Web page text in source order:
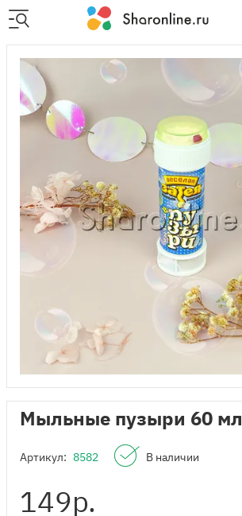
Мыльные пузыри 60 мл
Артикул: 8582 В наличии
149р.